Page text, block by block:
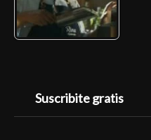
Suscribite gratis